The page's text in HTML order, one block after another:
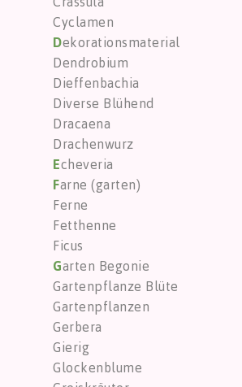
Cyclamen
Dekorationsmaterial
Dendrobium
Dieffenbachia
Diverse Blühend
Dracaena
Drachenwurz
Echeveria
Farne (garten)
Ferne
Fetthenne
Ficus
Garten Begonie
Gartenpflanze Blüte
Gartenpflanzen
Gerbera
Gierig
Glockenblume